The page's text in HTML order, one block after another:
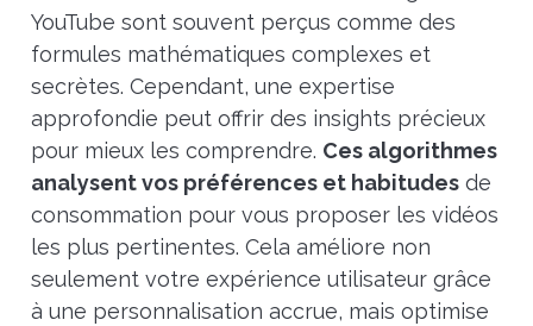
YouTube sont souvent perçus comme des
formules mathématiques complexes et
secrètes. Cependant, une expertise
approfondie peut offrir des insights précieux
pour mieux les comprendre. Ces algorithmes
analysent vos préférences et habitudesde
consommation pour vous proposer les vidéos
les plus pertinentes. Cela améliore non
seulement votre expérience utilisateur grâce
à une personnalisation accrue, mais optimise